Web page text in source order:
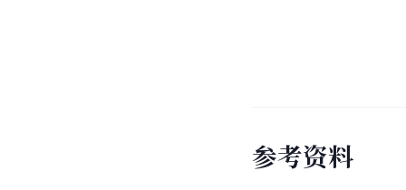
参考资料